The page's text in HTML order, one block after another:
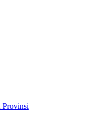
Provinsi